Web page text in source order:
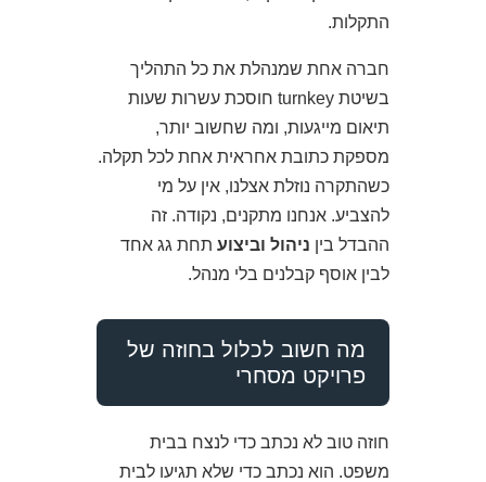
התקלות.
חברה אחת שמנהלת את כל התהליך
בשיטת turnkey חוסכת עשרות שעות
תיאום מייגעות, ומה שחשוב יותר,
מספקת כתובת אחראית אחת לכל תקלה.
כשהתקרה נוזלת אצלנו, אין על מי
להצביע. אנחנו מתקנים, נקודה. זה
ההבדל בין ניהול וביצוע תחת גג אחד
לבין אוסף קבלנים בלי מנהל.
מה חשוב לכלול בחוזה של
פרויקט מסחרי
חוזה טוב לא נכתב כדי לנצח בבית
משפט. הוא נכתב כדי שלא תגיעו לבית